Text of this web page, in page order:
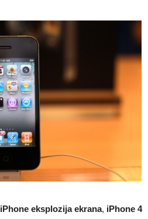
iPhone eksplozija ekrana, iPhone 4